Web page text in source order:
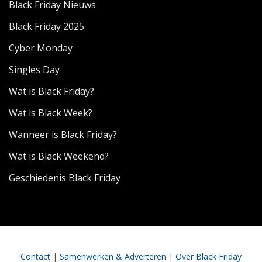
Black Friday Nieuws
Black Friday 2025
Cyber Monday
Singles Day
Wat is Black Friday?
Wat is Black Week?
Wanneer is Black Friday?
Wat is Black Weekend?
Geschiedenis Black Friday
Contact | Samenwerken & Adverteren | Over Black Friday